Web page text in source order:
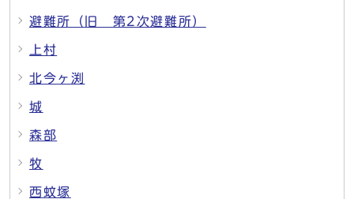
避難所（旧 第2次避難所）
上村
北今ヶ渕
城
森部
牧
西蚊塚